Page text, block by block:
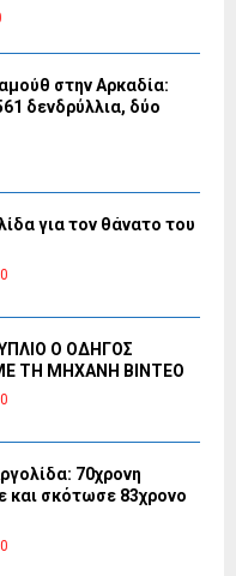
στην Αρκαδία:
δενδρύλλια, δύο
για τον θάνατο του
0
Ο ΟΔΗΓΟΣ
ΤΗ ΜΗΧΑΝΗ ΒΙΝΤΕΟ
0
70χρονη
και σκότωσε 83χρονο
0